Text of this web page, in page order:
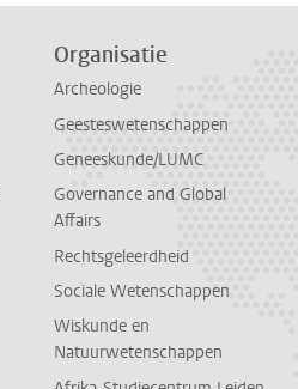
Organisatie
Archeologie
Geesteswetenschappen
Geneeskunde/LUMC
Governance and Global
Affairs
Rechtsgeleerdheid
Sociale Wetenschappen
Wiskunde en
Natuurwetenschappen